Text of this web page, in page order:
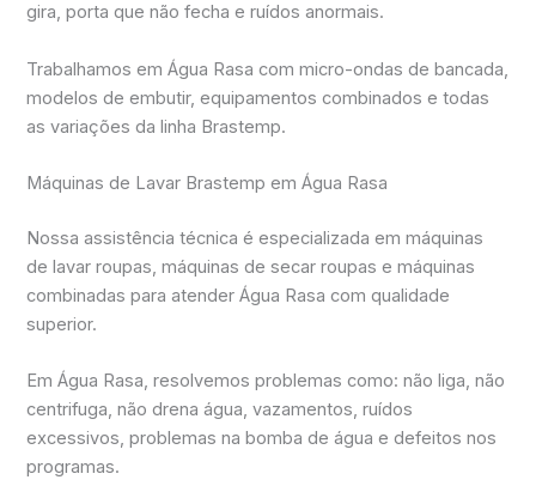
gira, porta que não fecha e ruídos anormais.
Trabalhamos em Água Rasa com micro-ondas de bancada,
modelos de embutir, equipamentos combinados e todas
as variações da linha Brastemp.
Máquinas de Lavar Brastemp em Água Rasa
Nossa assistência técnica é especializada em máquinas
de lavar roupas, máquinas de secar roupas e máquinas
combinadas para atender Água Rasa com qualidade
superior.
Em Água Rasa, resolvemos problemas como: não liga, não
centrifuga, não drena água, vazamentos, ruídos
excessivos, problemas na bomba de água e defeitos nos
programas.